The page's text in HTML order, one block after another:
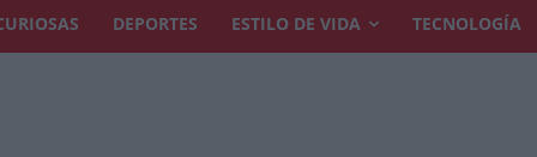
DEPORTES ESTILO DE VIDA TECNOLOGÍA